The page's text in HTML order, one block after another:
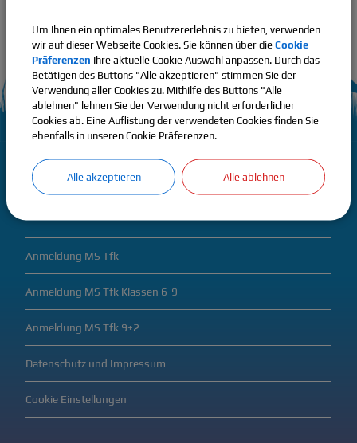
Anmeldung MS Tfk
Anmeldung MS Tfk Klassen 6-9
Anmeldung MS Tfk 9+2
Datenschutz und Impressum
Cookie Einstellungen
Um Ihnen ein optimales Benutzererlebnis zu bieten, verwenden
wir auf dieser Webseite Cookies. Sie können über die Cookie
Präferenzen Ihre aktuelle Cookie Auswahl anpassen. Durch das
Betätigen des Buttons "Alle akzeptieren" stimmen Sie der
Verwendung aller Cookies zu. Mithilfe des Buttons "Alle
ablehnen" lehnen Sie der Verwendung nicht erforderlicher
Cookies ab. Eine Auflistung der verwendeten Cookies finden Sie
ebenfalls in unseren Cookie Präferenzen.
Alle akzeptieren Alle ablehnen